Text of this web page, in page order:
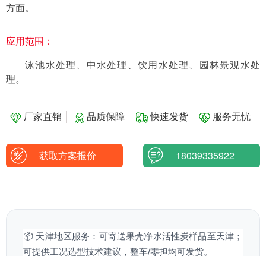
方面。
应用范围：
泳池水处理、中水处理、饮用水处理、园林景观水处
理。
厂家直销 品质保障 快速发货 服务无忧
获取方案报价 18039335922
📦 天津地区服务：可寄送果壳净水活性炭样品至天津；
可提供工况选型技术建议，整车/零担均可发货。